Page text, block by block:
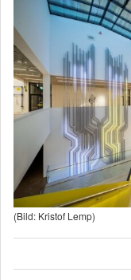
(Bild: Kristof Lemp)